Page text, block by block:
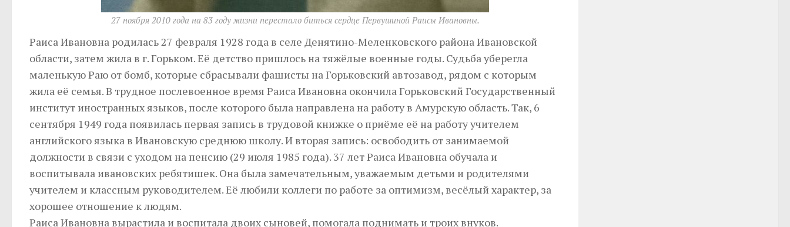
27 ноября 2010 года на 83 году жизни перестало биться сердце Первушиной Раисы Ивановны.
Раиса Ивановна родилась 27 февраля 1928 года в селе Денятино-Меленковского района Ивановской
области, затем жила в г. Горьком. Её детство пришлось на тяжёлые военные годы. Судьба уберегла
маленькую Раю от бомб, которые сбрасывали фашисты на Горьковский автозавод, рядом с которым
жила её семья. В трудное послевоенное время Раиса Ивановна окончила Горьковский Государственный
институт иностранных языков, после которого была направлена на работу в Амурскую область. Так, 6
сентября 1949 года появилась первая запись в трудовой книжке о приёме её на работу учителем
английского языка в Ивановскую среднюю школу. И вторая запись: освободить от занимаемой
должности в связи с уходом на пенсию (29 июля 1985 года). 37 лет Раиса Ивановна обучала и
воспитывала ивановских ребятишек. Она была замечательным, уважаемым детьми и родителями
учителем и классным руководителем. Её любили коллеги по работе за оптимизм, весёлый характер, за
хорошее отношение к людям.
Раиса Ивановна вырастила и воспитала двоих сыновей, помогала поднимать и троих внуков.